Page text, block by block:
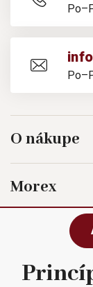
O nákupe
Morex
Sledujte